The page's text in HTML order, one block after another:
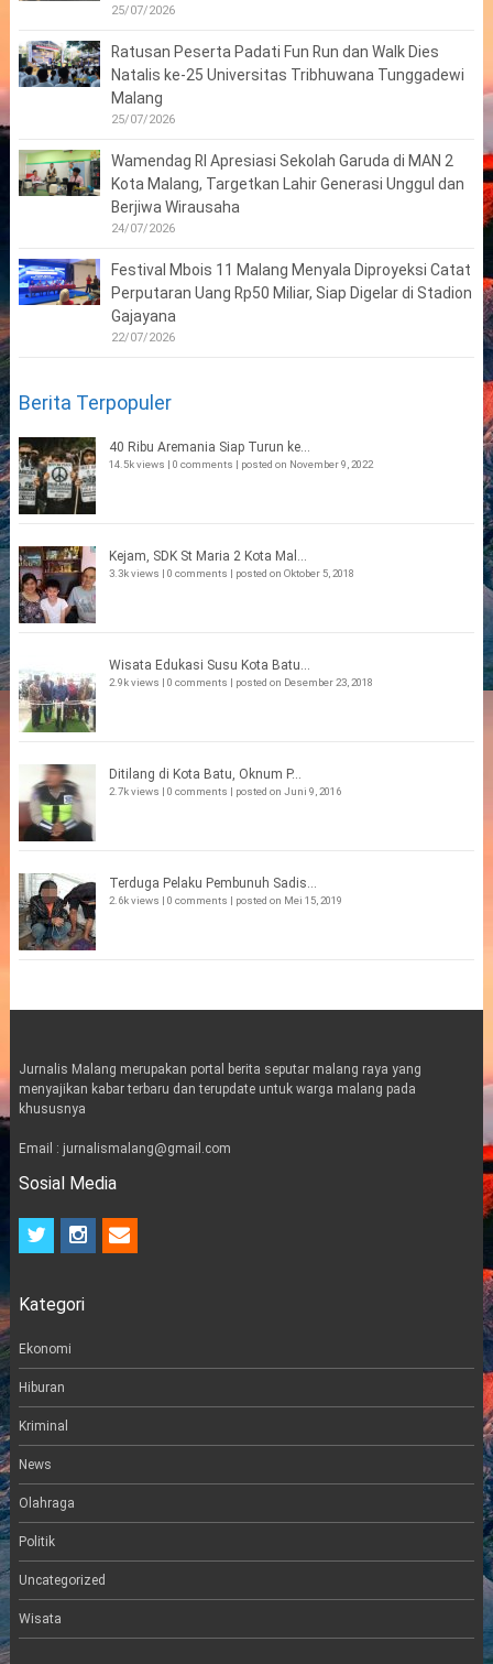
25/07/2026
Ratusan Peserta Padati Fun Run dan Walk Dies
Natalis ke-25 Universitas Tribhuwana Tunggadewi
Malang
25/07/2026
Wamendag RI Apresiasi Sekolah Garuda di MAN 2
Kota Malang, Targetkan Lahir Generasi Unggul dan
Berjiwa Wirausaha
24/07/2026
Festival Mbois 11 Malang Menyala Diproyeksi Catat
Perputaran Uang Rp50 Miliar, Siap Digelar di Stadion
Gajayana
22/07/2026
Berita Terpopuler
40 Ribu Aremania Siap Turun ke...
14.5k views | 0 comments | posted on November 9, 2022
Kejam, SDK St Maria 2 Kota Mal...
3.3k views | 0 comments | posted on Oktober 5, 2018
Wisata Edukasi Susu Kota Batu...
2.9k views | 0 comments | posted on Desember 23, 2018
Ditilang di Kota Batu, Oknum P...
2.7k views | 0 comments | posted on Juni 9, 2016
Terduga Pelaku Pembunuh Sadis...
2.6k views | 0 comments | posted on Mei 15, 2019
Jurnalis Malang merupakan portal berita seputar malang raya yang
menyajikan kabar terbaru dan terupdate untuk warga malang pada
khususnya
Email : jurnalismalang@gmail.com
Sosial Media
t
t
r
i
n
a
e
m
Kategori
Ekonomi
Hiburan
Kriminal
News
Olahraga
Politik
Uncategorized
Wisata